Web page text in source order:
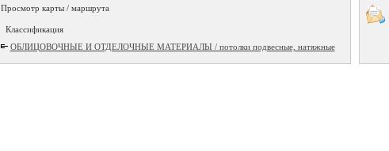
Просмотр карты / маршрута
Классификация
ОБЛИЦОВОЧНЫЕ И ОТДЕЛОЧНЫЕ МАТЕРИАЛЫ / потолки подвесные, натяжные